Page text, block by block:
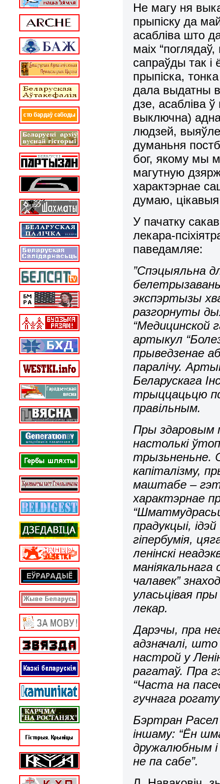
Не магу ня
прыпіску да
асабліва што
маіх
сапраўды так
прыпіска,
дала выдатны
дзе, асабліва
выключна)
людзей,
думаньня
бог, якому мы
магутную
характэрнае
думаю, цікавыя
У пачатку
лекара-
паведамляе:
”Спэцыяльна
экспэртызы
разгорнуты
“Медицинской
артыкул
прыведзенае
паралічу.
Беларускага
трыццацьцю
правільным.
Пры здаровым
настолькі
трызьненьне.
капіталізму,
маштабе –
характэрнае
прадукцыі,
гіпербумія,
ленінскі
чалавек”
уласьцівая
лекар.
Дарэчы, пра
адзначалі,
настрой у
рагатаў. Пра
“Часта на
гучнага
Бэртран Расел
іншаму: “Ён
дружалюбным
не па сабе”.